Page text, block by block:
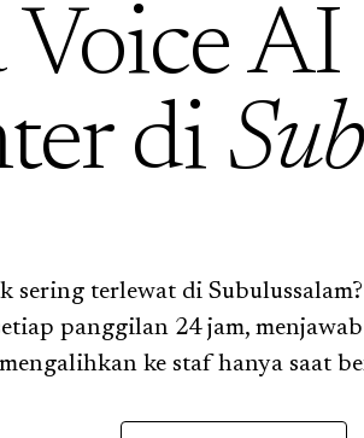
Voice
di
sering terlewat di
panggilan 24 jam,
ke staf hanya saat